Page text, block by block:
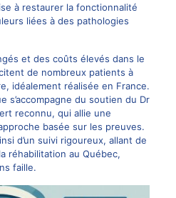
à restaurer la fonctionnalité
liées à des pathologies
et des coûts élevés dans le
de nombreux patients à
idéalement réalisée en France.
s’accompagne du soutien du Dr
reconnu, qui allie une
basée sur les preuves.
d’un suivi rigoureux, allant de
réhabilitation au Québec,
faille.